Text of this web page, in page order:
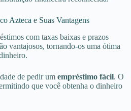
Azteca e Suas Vantagens
com taxas baixas e prazos
vantajosos, tornando-os uma ótima
de pedir um empréstimo fácil. O
que você obtenha o dinheiro